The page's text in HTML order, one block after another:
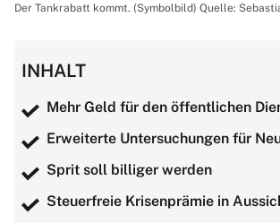
Der Tankrabatt kommt. (Symbolbild) Quelle:
INHALT
Mehr Geld für den öffentlichen
Erweiterte Untersuchungen für
Sprit soll billiger werden
Steuerfreie Krisenprämie in